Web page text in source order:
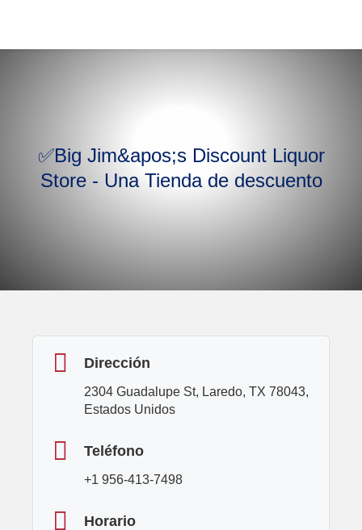
✅Big Jim&apos;s Discount Liquor
Store - Una Tienda de descuento
Dirección
2304 Guadalupe St, Laredo, TX 78043,
Estados Unidos
Teléfono
+1 956-413-7498
Horario